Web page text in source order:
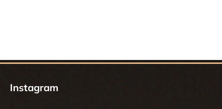
Z
Instagram